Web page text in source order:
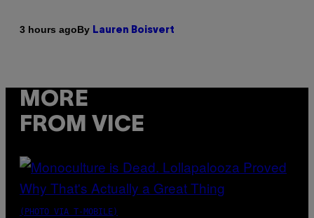
3 hours agoBy Lauren Boisvert
MORE
FROM VICE
(PHOTO VIA T-MOBILE)